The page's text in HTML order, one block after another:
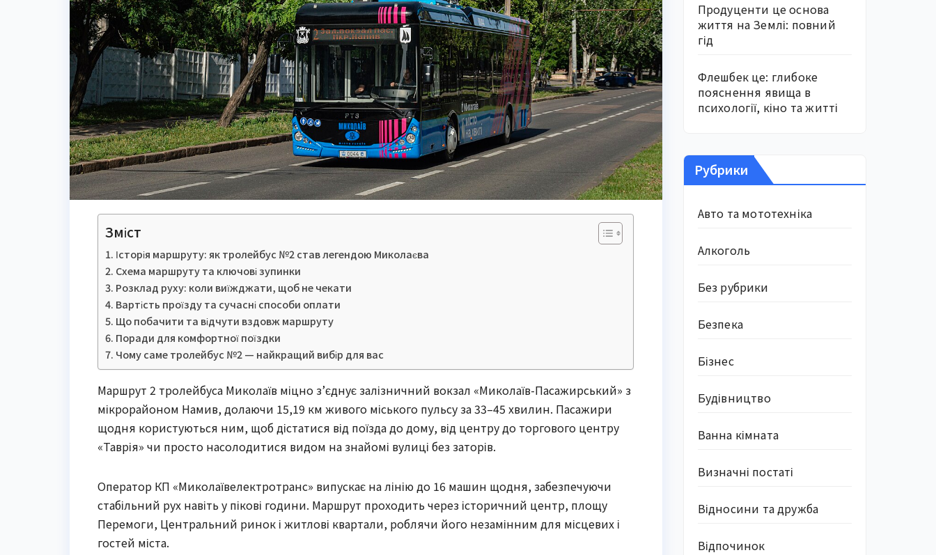
Зміст
Історія маршруту: як тролейбус №2 став легендою Миколаєва
Схема маршруту та ключові зупинки
Розклад руху: коли виїжджати, щоб не чекати
Вартість проїзду та сучасні способи оплати
Що побачити та відчути вздовж маршруту
Поради для комфортної поїздки
Чому саме тролейбус №2 — найкращий вибір для вас
Маршрут 2 тролейбуса Миколаїв міцно з’єднує залізничний вокзал «Миколаїв-Пасажирський» з
мікрорайоном Намив, долаючи 15,19 км живого міського пульсу за 33–45 хвилин. Пасажири
щодня користуються ним, щоб дістатися від поїзда до дому, від центру до торгового центру
«Таврія» чи просто насолодитися видом на знайомі вулиці без заторів.
Оператор КП «Миколаївелектротранс» випускає на лінію до 16 машин щодня, забезпечуючи
стабільний рух навіть у пікові години. Маршрут проходить через історичний центр, площу
Перемоги, Центральний ринок і житлові квартали, роблячи його незамінним для місцевих і
гостей міста.
Продуценти це основа
життя на Землі: повний
гід
Флешбек це: глибоке
пояснення явища в
психології, кіно та житті
Рубрики
Авто та мототехніка
Алкоголь
Без рубрики
Безпека
Бізнес
Будівництво
Ванна кімната
Визначні постаті
Відносини та дружба
Відпочинок